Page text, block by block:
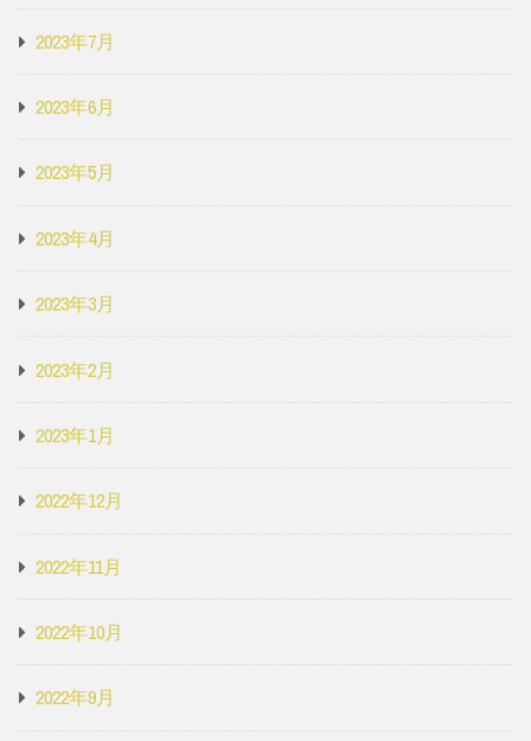
2023年7月
2023年6月
2023年5月
2023年4月
2023年3月
2023年2月
2023年1月
2022年12月
2022年11月
2022年10月
2022年9月